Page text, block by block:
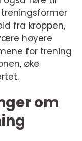
fra kroppen,
høyere
for trening
øke
om